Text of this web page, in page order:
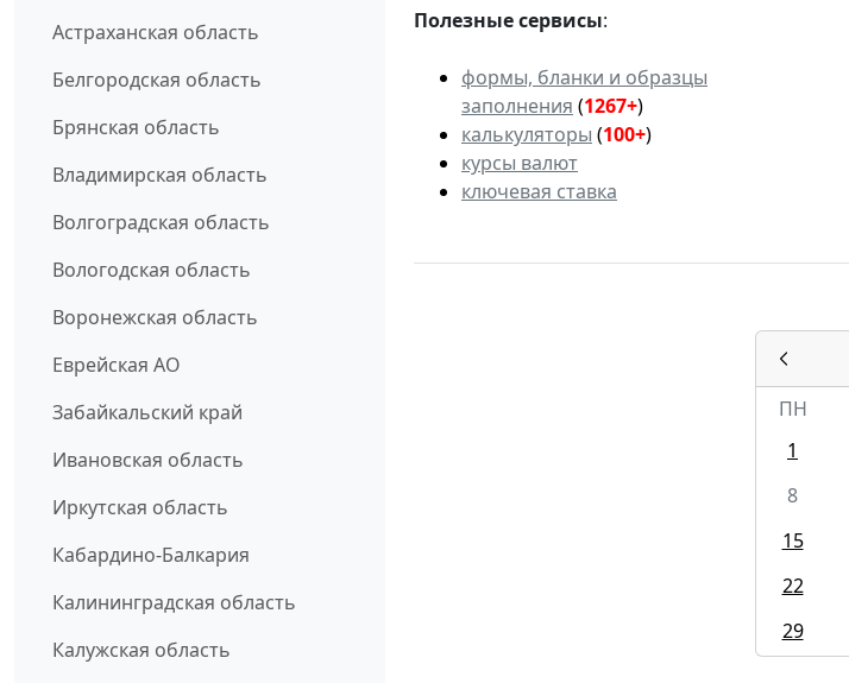
Астраханская область
Белгородская область
Брянская область
Владимирская область
Волгоградская область
Вологодская область
Воронежская область
Еврейская АО
Забайкальский край
Ивановская область
Иркутская область
Кабардино-Балкария
Калининградская область
Калужская область
Полезные сервисы:
формы, бланки и образцы
заполнения (1267+)
калькуляторы (100+)
курсы валют
ключевая ставка
ПН
1
8
15
22
29